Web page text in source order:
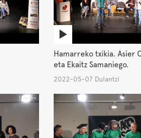
Hamarreko txikia. Asier
eta Ekaitz Samaniego.
2022-05-07 Dulantzi